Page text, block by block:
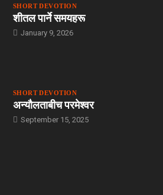
SHORT DEVOTION
शीतल पार्ने समयहरू
January 9, 2026
SHORT DEVOTION
अन्यौलताबीच परमेश्‍वर
September 15, 2025